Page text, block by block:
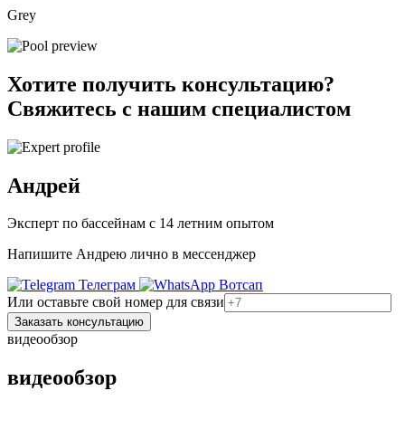
Grey
Хотите получить консультацию?
Свяжитесь с нашим специалистом
Андрей
Эксперт по бассейнам с 14 летним опытом
Напишите Андрею лично в мессенджер
Телеграм
Вотсап
Или оставьте свой номер для связи
Заказать консультацию
видеообзор
видеообзор